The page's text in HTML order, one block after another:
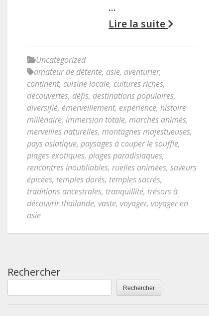
…
Lire la suite
Uncategorized
amateur de détente, asie, aventurier,
continent, cuisine locale, cultures riches,
découvertes, défis, destinations populaires,
diversifié, émerveillement, expérience, histoire
millénaire, immersion totale, marchés animés,
merveilles naturelles, montagnes majestueuses,
pays asiatique, paysages à couper le souffle,
plages exotiques, plages paradisiaques,
rencontres inoubliables, ruelles animées, saveurs
épicées, temples dorés, temples sacrés,
traditions ancestrales, tranquillité, trésors à
découvrir.thaïlande, vaste, voyager, voyager en
asie
Rechercher
Rechercher